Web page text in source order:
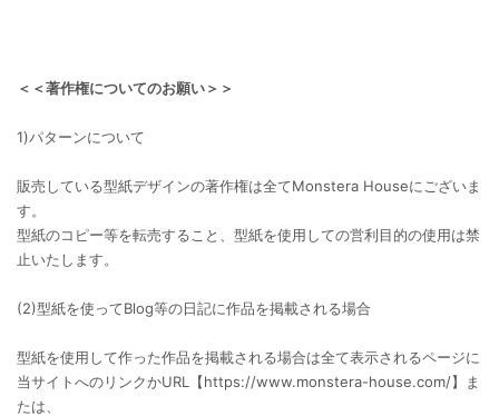
＜＜著作権についてのお願い＞＞
1)パターンについて
販売している型紙デザインの著作権は全てMonstera Houseにございま
す。
型紙のコピー等を転売すること、型紙を使用しての営利目的の使用は禁
止いたします。
(2)型紙を使ってBlog等の日記に作品を掲載される場合
型紙を使用して作った作品を掲載される場合は全て表示されるページに
当サイトへのリンクかURL【https://www.monstera-house.com/】ま
たは、